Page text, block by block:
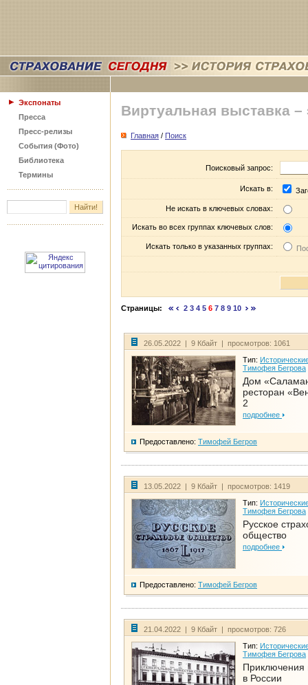
Экспонаты
Пресса
Пресс-релизы
События (Фото)
Библиотека
Термины
Виртуальная выставка –
Главная / Поиск
Поисковый запрос:
Искать в:
Не искать в ключевых словах:
Искать во всех группах ключевых слов:
Искать только в указанных группах:
Страницы: 2 3 4 5 6 7 8 9 10
26.05.2022 | 9 Кбайт | просмотров: 1061
Тип:
Тимофея Бегрова
Дом
ресторан
2
подробнее
Предоставлено: Тимофей Бегров
13.05.2022 | 9 Кбайт | просмотров: 1419
Тип:
Тимофея Бегрова
Русское
общество
подробнее
Предоставлено: Тимофей Бегров
21.04.2022 | 9 Кбайт | просмотров: 726
Тип:
Тимофея Бегрова
Приключения
в России